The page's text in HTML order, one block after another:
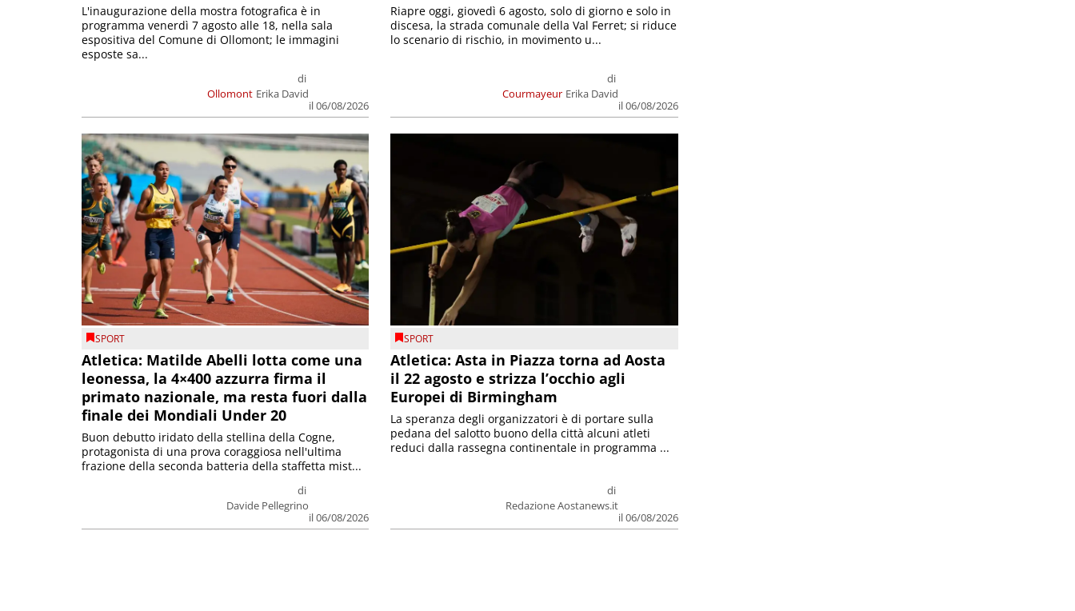
Ollomont
di
Erika David
il 06/08/2026
L'inaugurazione della mostra fotografica è in
programma venerdì 7 agosto alle 18, nella sala
espositiva del Comune di Ollomont; le immagini
esposte sa...
Courmayeur
di
Erika David
il 06/08/2026
Riapre oggi, giovedì 6 agosto, solo di giorno e solo in
discesa, la strada comunale della Val Ferret; si riduce
lo scenario di rischio, in movimento u...
SPORT
Atletica: Matilde Abelli lotta come una
leonessa, la 4×400 azzurra firma il
primato nazionale, ma resta fuori dalla
finale dei Mondiali Under 20
di
Davide Pellegrino
il 06/08/2026
Buon debutto iridato della stellina della Cogne,
protagonista di una prova coraggiosa nell'ultima
frazione della seconda batteria della staffetta mist...
SPORT
Atletica: Asta in Piazza torna ad Aosta
il 22 agosto e strizza l’occhio agli
Europei di Birmingham
di
Redazione Aostanews.it
il 06/08/2026
La speranza degli organizzatori è di portare sulla
pedana del salotto buono della città alcuni atleti
reduci dalla rassegna continentale in programma ...